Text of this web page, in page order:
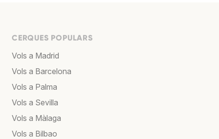
CERQUES POPULARS
Vols a Madrid
Vols a Barcelona
Vols a Palma
Vols a Sevilla
Vols a Màlaga
Vols a Bilbao